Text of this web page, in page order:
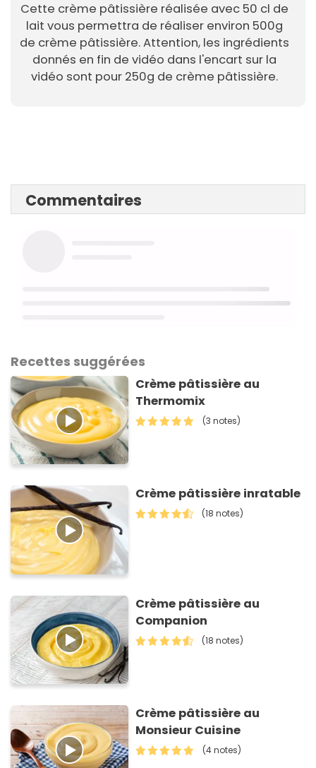
Cette crème pâtissière réalisée avec 50 cl de
lait vous permettra de réaliser environ 500g
de crème pâtissière. Attention, les ingrédients
donnés en fin de vidéo dans l'encart sur la
vidéo sont pour 250g de crème pâtissière.
Commentaires
Recettes suggérées
Crème pâtissière au
Thermomix
(3 notes)
Crème pâtissière inratable
(18 notes)
Crème pâtissière au
Companion
(18 notes)
Crème pâtissière au
Monsieur Cuisine
(4 notes)